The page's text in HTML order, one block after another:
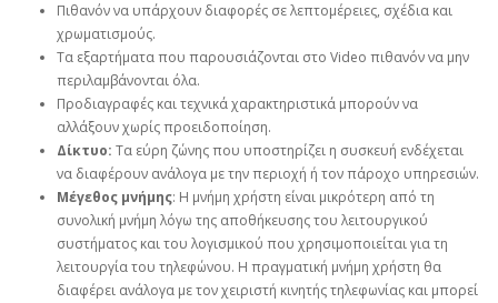
Πιθανόν να υπάρχουν διαφορές σε λεπτομέρειες, σχέδια και
χρωματισμούς.
Τα εξαρτήματα που παρουσιάζονται στο Video πιθανόν να μην
περιλαμβάνονται όλα.
Προδιαγραφές και τεχνικά χαρακτηριστικά μπορούν να
αλλάξουν χωρίς προειδοποίηση.
Δίκτυο: Τα εύρη ζώνης που υποστηρίζει η συσκευή ενδέχεται
να διαφέρουν ανάλογα με την περιοχή ή τον πάροχο υπηρεσιών.
Μέγεθος μνήμης: Η μνήμη χρήστη είναι μικρότερη από τη
συνολική μνήμη λόγω της αποθήκευσης του λειτουργικού
συστήματος και του λογισμικού που χρησιμοποιείται για τη
λειτουργία του τηλεφώνου. Η πραγματική μνήμη χρήστη θα
διαφέρει ανάλογα με τον χειριστή κινητής τηλεφωνίας και μπορεί